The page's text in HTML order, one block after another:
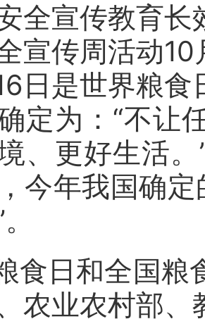
全宣传教育
宣传周活动
日是世界粮
定为：“不让
、更好生活
今年我国确
食日和全国粮
农业农村部